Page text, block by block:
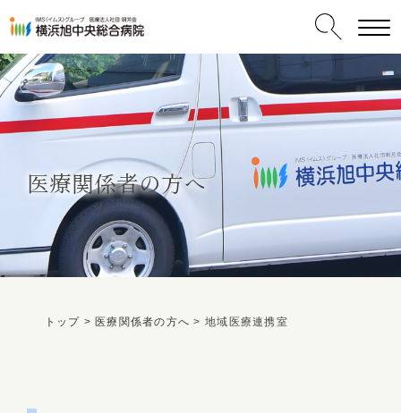
受診される方へ
保険外併用療養費について
肛門外科
医療関係者の方へ
トップ > 医療関係者の方へ > 地域医療連携室